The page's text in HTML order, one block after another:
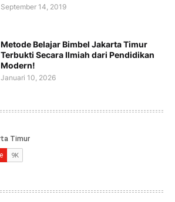
September 14, 2019
Metode Belajar Bimbel Jakarta Timur
Terbukti Secara Ilmiah dari Pendidikan
Modern!
Januari 10, 2026